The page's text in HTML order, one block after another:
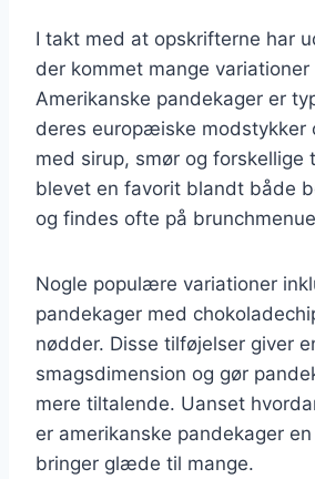
I takt med at opskrifterne har
der kommet mange
Amerikanske pandekager er
deres europæiske modstykker
med sirup, smør og forskellige
blevet en favorit blandt både
og findes ofte på
Nogle populære variationer
pandekager med
nødder. Disse tilføjelser giver
smagsdimension og gør
mere tiltalende. Uanset
er amerikanske pandekager
bringer glæde til mange.